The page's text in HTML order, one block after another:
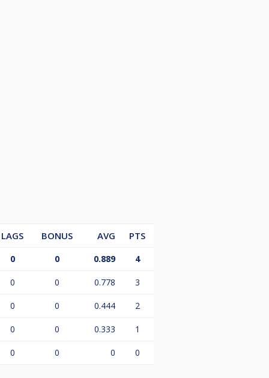
LAGS BONUS AVG PTS
0 0 0.889 4
0 0 0.778 3
0 0 0.444 2
0 0 0.333 1
0 0 0 0